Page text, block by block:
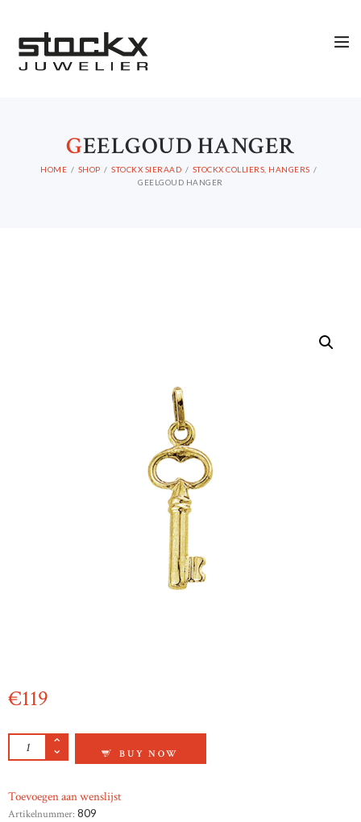
GEELGOUD HANGER
HOME SHOP STOCKX SIERAAD
STOCKX COLLIERS, HANGERS
GEELGOUD HANGER
€119
GEELGOUD HANGER AANTAL
BUY NOW
Toevoegen aan wenslijst
Artikelnummer: 809